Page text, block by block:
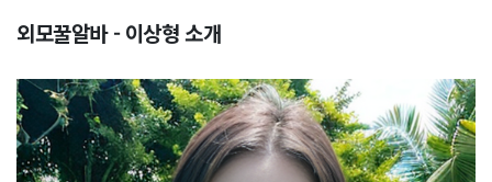
외모꿀알바 - 이상형 소개